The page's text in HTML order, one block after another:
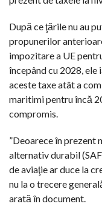
După ce ţările nu au
propunerilor
impozitare a UE
începând cu 2028, ele
aceste taxe atât a
maritimi pentru încă
compromis.
”Deoarece în
alternativ durabil
de aviaţie ar duce la
nu la o trecere
arată în document.